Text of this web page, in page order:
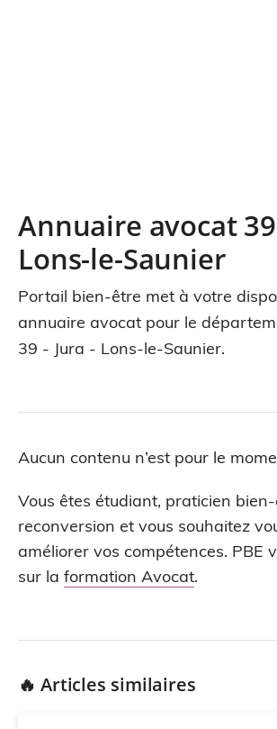
Annuaire avocat
Lons-le-Saunier
Portail bien-être met à votre
annuaire avocat pour le
39 - Jura - Lons-le-Saunier.
Aucun contenu n’est pour le
Vous êtes étudiant, praticien
reconversion et vous souhaitez
améliorer vos compétences. PBE
sur la formation Avocat.
🔥 Articles similaires